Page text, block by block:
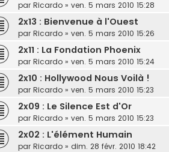
par Ricardo » ven. 5 mars 2010 15:28
2x13 : Bienvenue à l'Ouest
par Ricardo » ven. 5 mars 2010 15:26
2x11 : La Fondation Phoenix
par Ricardo » ven. 5 mars 2010 15:24
2x10 : Hollywood Nous Voilà !
par Ricardo » ven. 5 mars 2010 15:23
2x09 : Le Silence Est d'Or
par Ricardo » ven. 5 mars 2010 15:23
2x02 : L'élément Humain
par Ricardo » dim. 28 févr. 2010 18:42